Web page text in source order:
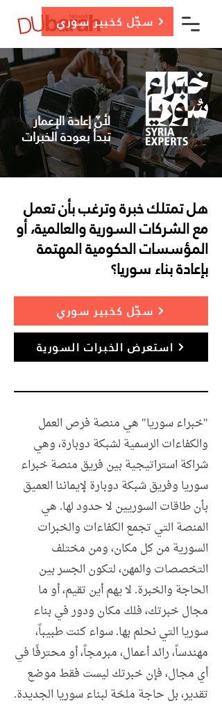
سجّل كخبير سوري
لأنّ إعادة الإعمار
تبدأ بعودة الخبرات
هل تمتلك خبرة وترغب بأن تعمل
مع الشركات السورية والعالمية، أو
المؤسسات الحكومية المهتمة
بإعادة بناء سوريا؟
سجّل كخبير سوري
استعرض الخبرات السورية
"خبراء سوريا" هي منصة فرص العمل
والكفاءات الرسمية لشبكة دوبارة، وهي
شراكة استراتيجية بين فريق منصة خبراء
سوريا وفريق شبكة دوبارة لإيماننا العميق
بأن طاقات السوريين لا حدود لها. هي
المنصة التي تجمع الكفاءات والخبرات
السورية من كل مكان، ومن مختلف
التخصصات والمهن، لتكون الجسر بين
الحاجة والخبرة. لا يهم أين تقيم، أو ما
مجال خبرتك، فلك مكان ودور في بناء
سوريا التي نحلم بها. سواء كنت طبيباً،
مهندساً، رائد أعمال، مبرمجاً، أو محترفًا في
أي مجال، فإن خبرتك ليست فقط موضع
تقدير، بل حاجة ملحّة لبناء سوريا الجديدة.